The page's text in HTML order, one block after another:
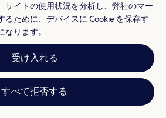
クイン日の 24 時間以上前までにキャンセルす
。詳細はウェブサイトでご覧ください。
an Expedia Group company. All rights reserved.
のロゴは、Hotels.com, L.P. の商標または
サイトの使用状況を分析し、弊社のマー
るために、デバイスに Cookie を保存す
ります。
受け入れる
すべて拒否する